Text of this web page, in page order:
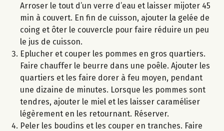
Arroser le tout d’un verre d’eau et laisser mijoter 45
min à couvert. En fin de cuisson, ajouter la gelée de
coing et ôter le couvercle pour faire réduire un peu
le jus de cuisson.
Eplucher et couper les pommes en gros quartiers.
Faire chauffer le beurre dans une poêle. Ajouter les
quartiers et les faire dorer à feu moyen, pendant
une dizaine de minutes. Lorsque les pommes sont
tendres, ajouter le miel et les laisser caraméliser
légèrement en les retournant. Réserver.
Peler les boudins et les couper en tranches. Faire